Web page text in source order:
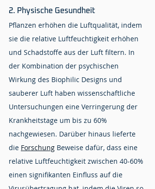
2. Physische Gesundheit
Pflanzen erhöhen die Luftqualität, indem
sie die relative Luftfeuchtigkeit erhöhen
und Schadstoffe aus der Luft filtern. In
der Kombination der psychischen
Wirkung des Biophilic Designs und
sauberer Luft haben wissenschaftliche
Untersuchungen eine Verringerung der
Krankheitstage um bis zu 60%
nachgewiesen. Darüber hinaus lieferte
die Forschung Beweise dafür, dass eine
relative Luftfeuchtigkeit zwischen 40-60%
einen signifikanten Einfluss auf die